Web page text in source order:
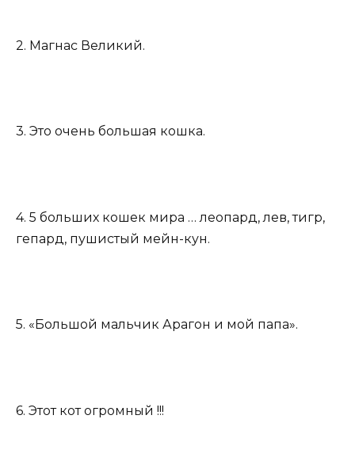
2. Магнас Великий.
3. Это очень большая кошка.
4. 5 больших кошек мира … леопард, лев, тигр,
гепард, пушистый мейн-кун.
5. «Большой мальчик Арагон и мой папа».
6. Этот кот огромный !!!